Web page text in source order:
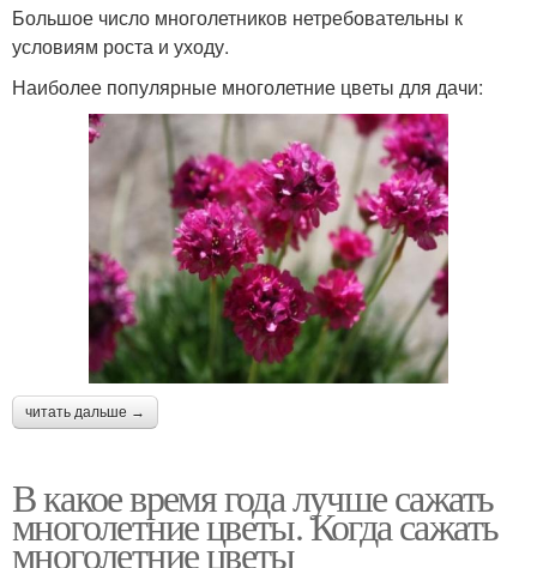
Большое число многолетников нетребовательны к
условиям роста и уходу.
Наиболее популярные многолетние цветы для дачи:
читать дальше →
В какое время года лучше сажать
многолетние цветы. Когда сажать
многолетние цветы